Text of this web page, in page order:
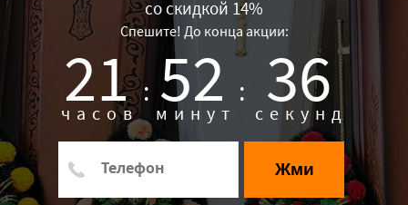
со скидкой 14%
Спешите! До конца акции:
21 :
часов 52 :
минут 35
секунд
Жми